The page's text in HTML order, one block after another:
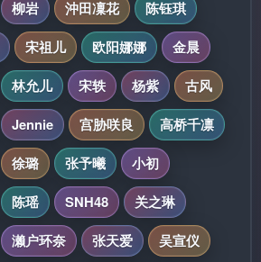
柳岩 沖田凜花
陈钰琪
宋祖儿 欧阳娜娜
金晨
林允儿 宋轶 杨紫
古风
Jennie 宫胁咲良
高桥千凛
徐璐 张予曦
小初
陈瑶 SNH48
关之琳
濑户环奈 张天爱
吴宣仪